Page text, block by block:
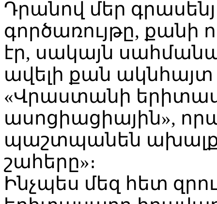
Դրանով մեր
գործառույթը, քանի
էր, սակայն
ավելի քան ակնհայտ
«Վրաստանի
ասոցիացիային»,
պաշտպանեն
շահերը»։
Ինչպես մեզ հետ